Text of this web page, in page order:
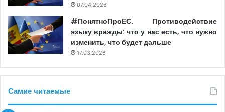
07.04.2026
#ПонятноПроЕС. Противодействие
языку вражды: что у нас есть, что нужно
изменить, что будет дальше
17.03.2026
Самие читаемые